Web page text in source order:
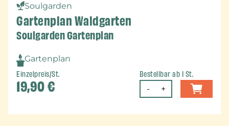
Soulgarden
Gartenplan Waldgarten
Soulgarden Gartenplan
Gartenplan
Einzelpreis/St.
19,90€
Bestellbar ab 1 St.
- +